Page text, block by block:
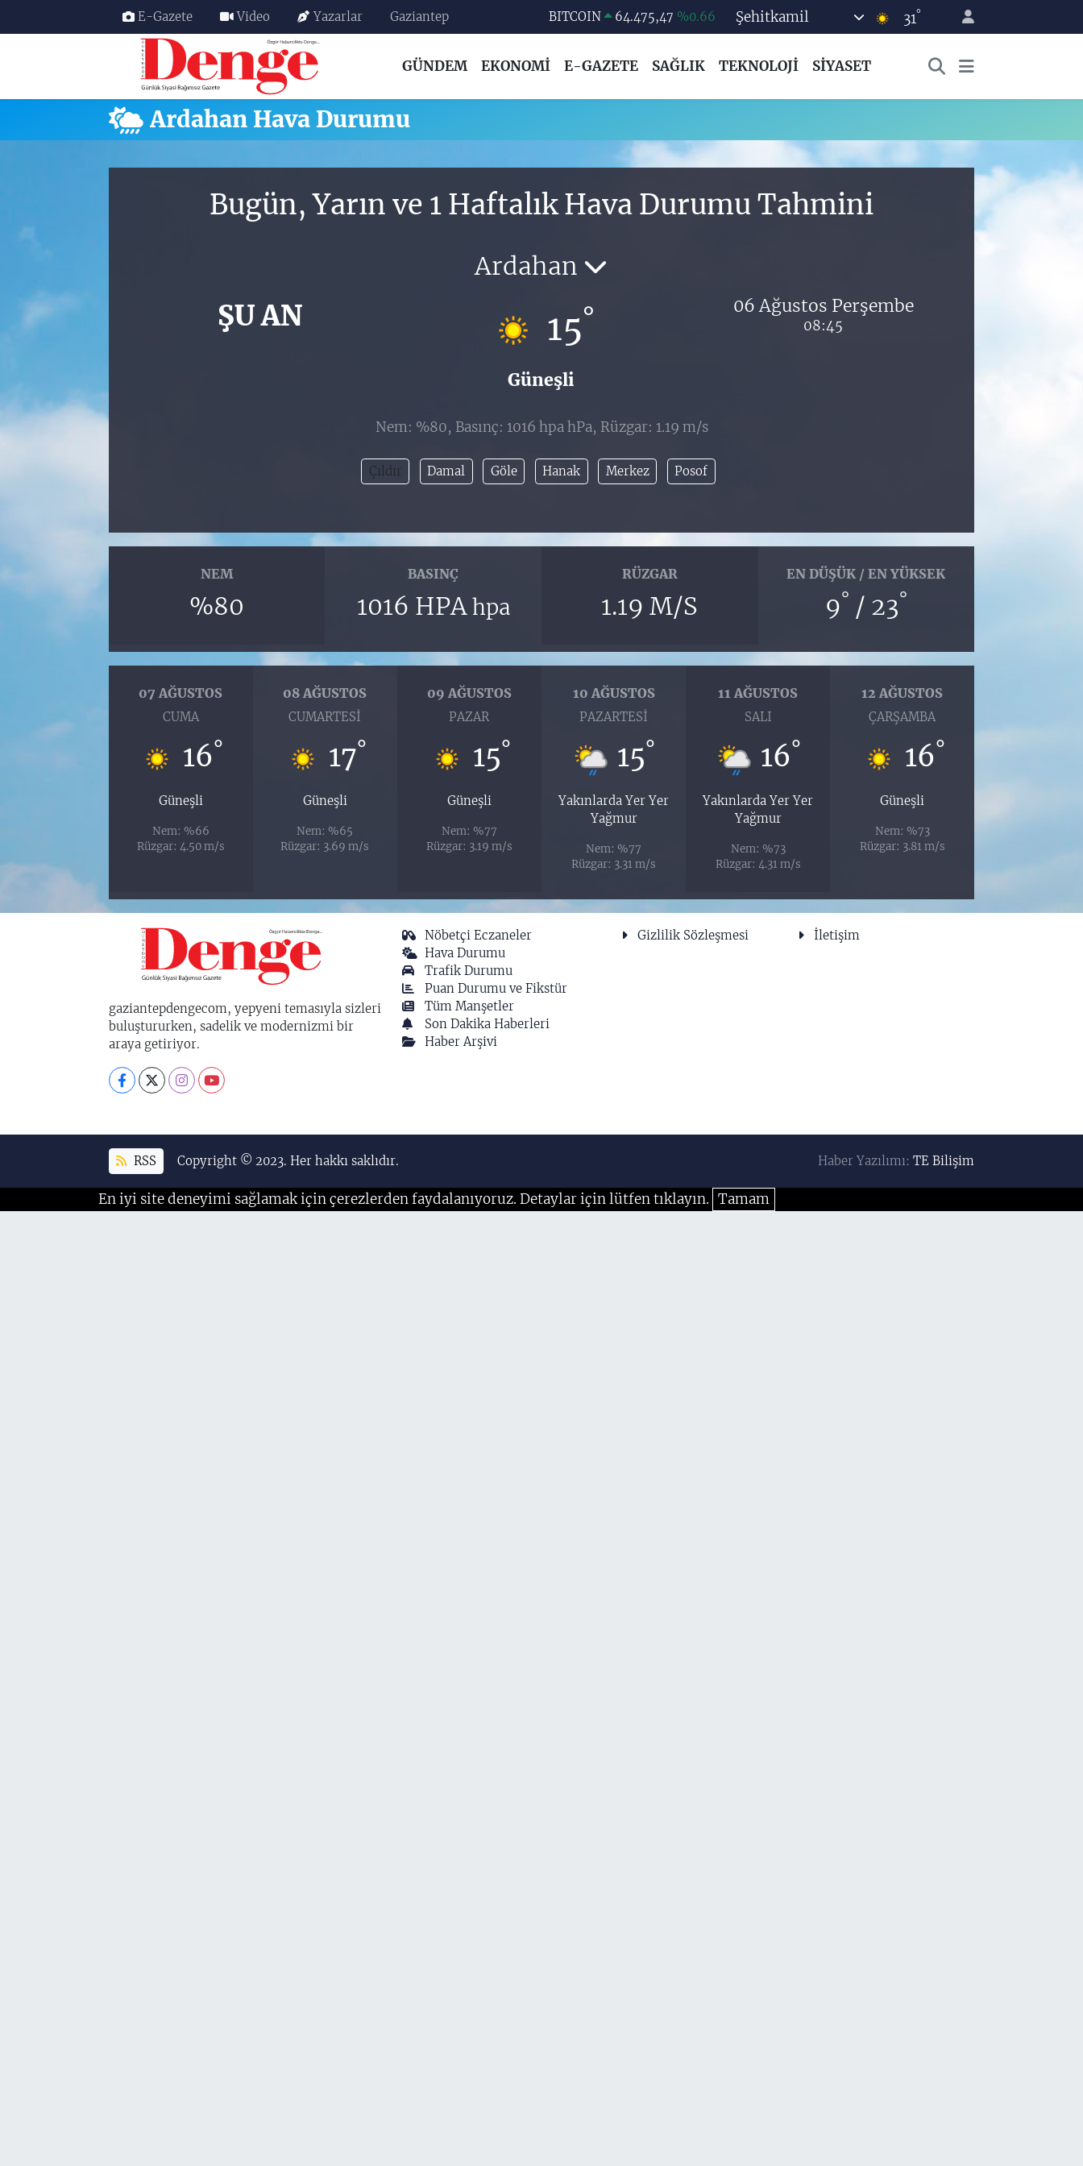
E-Gazete Video Yazarlar Gaziantep BITCOIN 64.475,47 %0.66
EURO
55,1336 %0.18
STERLİN
64,2534 %0.22
BİST100
13.703
Şehitkamil 31°
GÜNDEM EKONOMİ E-GAZETE SAĞLIK TEKNOLOJİ SİYASET
Ardahan Hava Durumu
Bugün, Yarın ve 1 Haftalık Hava Durumu Tahmini
ŞU AN
Ardahan
15°
Güneşli
06 Ağustos Perşembe
08:45
Nem: %80, Basınç: 1016 hpa hPa, Rüzgar: 1.19 m/s
Çıldır Damal Göle Hanak Merkez Posof
NEM
%80
BASINÇ
1016 HPAhpa
RÜZGAR
1.19 M/S
EN DÜŞÜK / EN YÜKSEK
9° / 23°
07 AĞUSTOS
CUMA
16°
Güneşli
Nem: %66
Rüzgar: 4.50 m/s
08 AĞUSTOS
CUMARTESI
17°
Güneşli
Nem: %65
Rüzgar: 3.69 m/s
09 AĞUSTOS
PAZAR
15°
Güneşli
Nem: %77
Rüzgar: 3.19 m/s
10 AĞUSTOS
PAZARTESI
15°
Yakınlarda Yer Yer
Yağmur
Nem: %77
Rüzgar: 3.31 m/s
11 AĞUSTOS
SALI
16°
Yakınlarda Yer Yer
Yağmur
Nem: %73
Rüzgar: 4.31 m/s
12 AĞUSTOS
ÇARŞAMBA
16°
Güneşli
Nem: %73
Rüzgar: 3.81 m/s
gaziantepdengecom, yepyeni temasıyla sizleri
buluştururken, sadelik ve modernizmi bir
araya getiriyor.
Nöbetçi Eczaneler
Hava Durumu
Trafik Durumu
Puan Durumu ve Fikstür
Tüm Manşetler
Son Dakika Haberleri
Haber Arşivi
Gizlilik Sözleşmesi İletişim
RSS Copyright © 2023. Her hakkı saklıdır. Haber Yazılımı:TE Bilişim
En iyi site deneyimi sağlamak için çerezlerden faydalanıyoruz. Detaylar için lütfen tıklayın. Tamam
Nöbetçi Eczaneler
Hava Durumu
Trafik Durumu
Haber Arşivi